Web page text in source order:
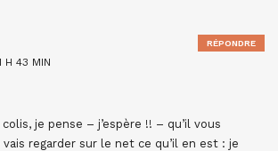
H 43 MIN
je pense – j’espère !! – qu’il vous
regarder sur le net ce qu’il en est : je
RÉPONDRE